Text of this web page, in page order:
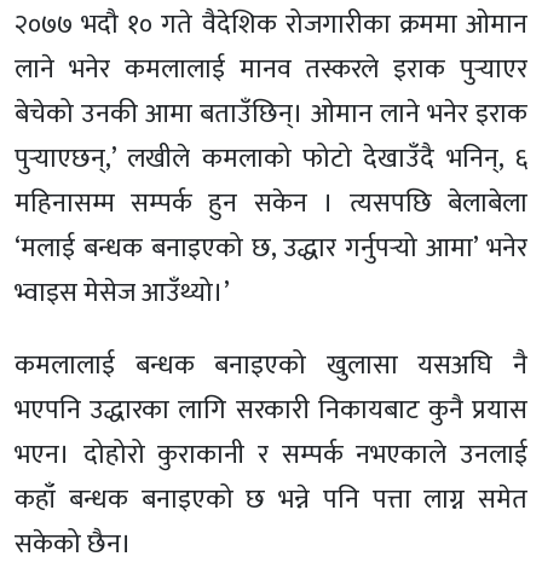
२०७७ भदौ १० गते वैदेशिक रोजगारीका क्रममा ओमान
लाने भनेर कमलालाई मानव तस्करले इराक पुर्‍याएर
बेचेको उनकी आमा बताउँछिन्। ओमान लाने भनेर इराक
पुर्‍याएछन्,’ लखीले कमलाको फोटो देखाउँदै भनिन्, ६
महिनासम्म सम्पर्क हुन सकेन । त्यसपछि बेलाबेला
‘मलाई बन्धक बनाइएको छ, उद्धार गर्नुपर्‍यो आमा’ भनेर
भ्वाइस मेसेज आउँथ्यो।’
कमलालाई बन्धक बनाइएको खुलासा यसअघि नै
भएपनि उद्धारका लागि सरकारी निकायबाट कुनै प्रयास
भएन। दोहोरो कुराकानी र सम्पर्क नभएकाले उनलाई
कहाँ बन्धक बनाइएको छ भन्ने पनि पत्ता लाग्न समेत
सकेको छैन।